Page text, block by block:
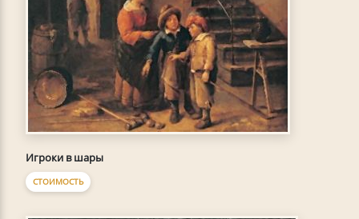
Игроки в шары
СТОИМОСТЬ